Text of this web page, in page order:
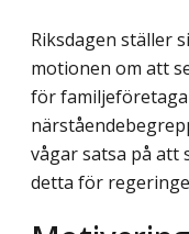
Riksdagen ställer
motionen om att
för
vågar satsa på
detta för